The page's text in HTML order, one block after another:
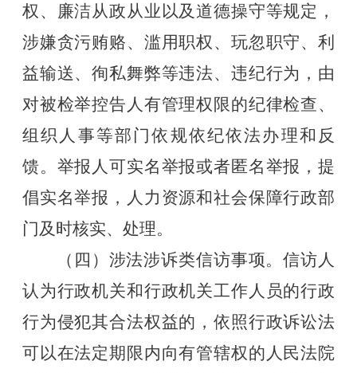
权、廉洁从政从业以及道德操守等规定，
涉嫌贪污贿赂、滥用职权、玩忽职守、利
益输送、徇私舞弊等违法、违纪行为，由
对被检举控告人有管理权限的纪律检查、
组织人事等部门依规依纪依法办理和反
馈。举报人可实名举报或者匿名举报，提
倡实名举报，人力资源和社会保障行政部
门及时核实、处理。
（四）涉法涉诉类信访事项。信访人
认为行政机关和行政机关工作人员的行政
行为侵犯其合法权益的，依照行政诉讼法
可以在法定期限内向有管辖权的人民法院